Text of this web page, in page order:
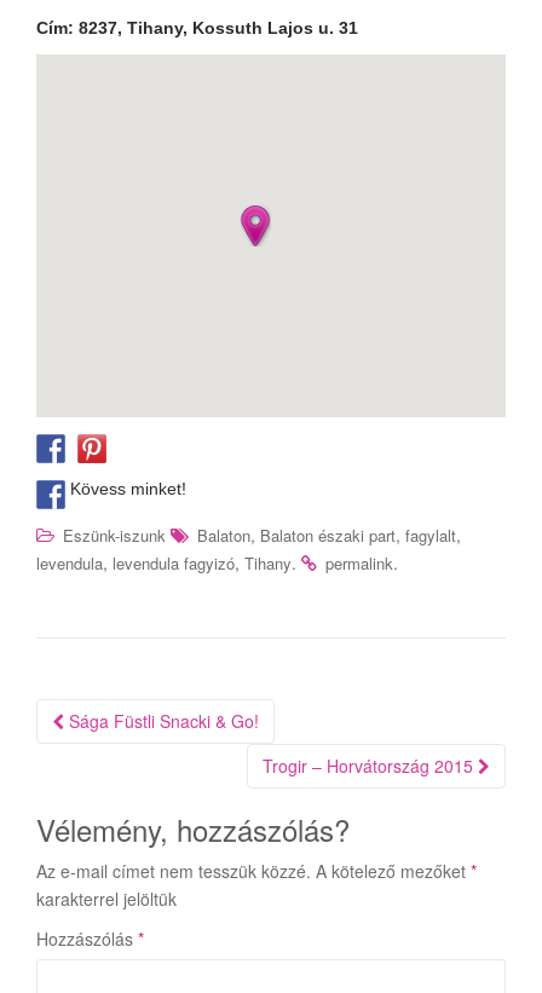
Cím: 8237, Tihany, Kossuth Lajos u. 31
Kövess minket!
Eszünk-iszunk Balaton, Balaton északi part, fagylalt,
levendula, levendula fagyizó, Tihany. permalink.
Bejegyzés
Sága Füstli Snacki & Go!
Trogir – Horvátország 2015
Vélemény, hozzászólás?
Az e-mail címet nem tesszük közzé. A kötelező mezőket *
karakterrel jelöltük
Hozzászólás *